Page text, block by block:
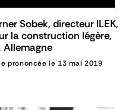
Sobek, directeur ILEK,
la construction légère,
prononcée le 13 mai 2019